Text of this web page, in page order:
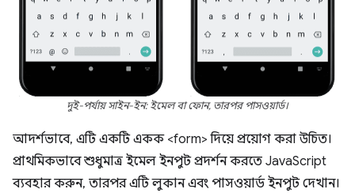
দুই-পর্যায় সাইন-ইন: ইমেল বা ফোন, তারপর পাসওয়ার্ড।
আদর্শভাবে, এটি একটি একক <form> দিয়ে প্রয়োগ করা উচিত।
প্রাথমিকভাবে শুধুমাত্র ইমেল ইনপুট প্রদর্শন করতে JavaScript
ব্যবহার করুন, তারপর এটি লুকান এবং পাসওয়ার্ড ইনপুট দেখান।